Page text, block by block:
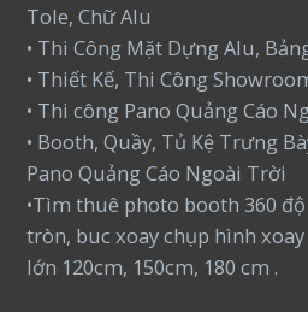
Tole, Chữ Alu
• Thi Công Mặt Dựng Alu,
• Thiết Kế, Thi Công
• Thi công Pano Quảng Cáo
• Booth, Quầy, Tủ Kệ Trưng
Pano Quảng Cáo Ngoài Trời
•Tìm thuê photo booth 360
tròn, buc xoay chụp hình
lớn 120cm, 150cm, 180 cm .